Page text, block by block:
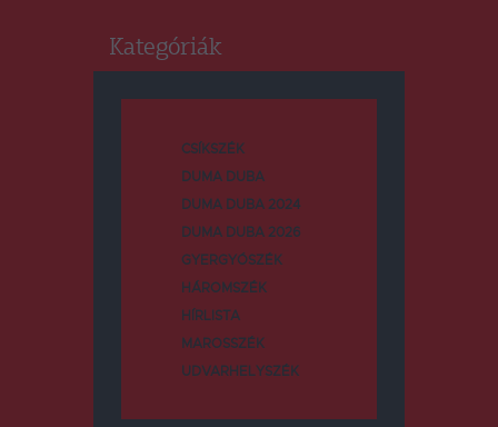
Kategóriák
CSÍKSZÉK
DUMA DUBA
DUMA DUBA 2024
DUMA DUBA 2026
GYERGYÓSZÉK
HÁROMSZÉK
HÍRLISTA
MAROSSZÉK
UDVARHELYSZÉK